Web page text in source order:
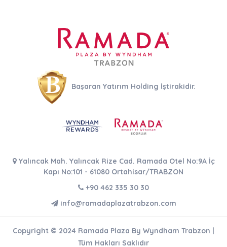
Başaran Yatırım Holding İştirakidir.
Yalıncak Mah. Yalıncak Rize Cad. Ramada Otel No:9A İç
Kapı No:101 - 61080 Ortahisar/TRABZON
+90 462 335 30 30
info@ramadaplazatrabzon.com
Copyright © 2024 Ramada Plaza By Wyndham Trabzon |
Tüm Hakları Saklıdır